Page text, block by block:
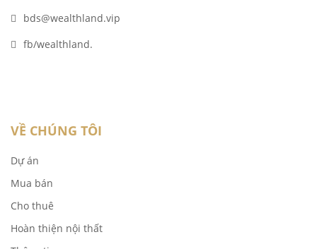
bds@wealthland.vip
fb/wealthland.
VỀ CHÚNG TÔI
Dự án
Mua bán
Cho thuê
Hoàn thiện nội thất